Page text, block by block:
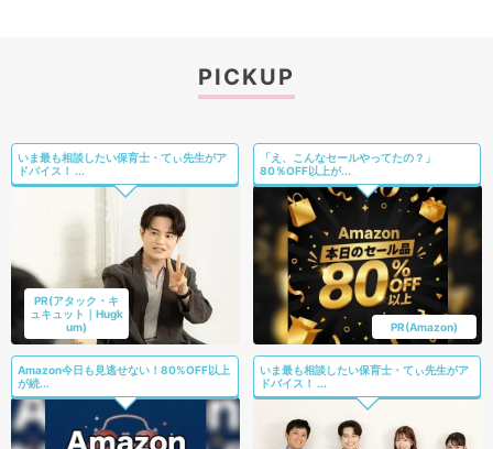
PICKUP
いま最も相談したい保育士・てぃ先生がア
ドバイス！ ...
PR(アタック・キ
ュキュット｜Hugk
um)
「え、こんなセールやってたの？」
80％OFF以上が...
PR(Amazon)
Amazon今日も見逃せない！80%OFF以上
が続...
いま最も相談したい保育士・てぃ先生がア
ドバイス！ ...